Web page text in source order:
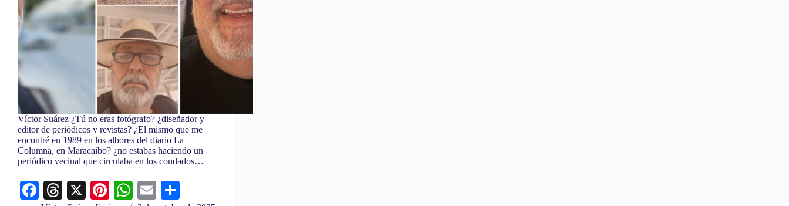
Víctor Suárez ¿Tú no eras fotógrafo? ¿diseñador y
editor de periódicos y revistas? ¿El mismo que me
encontré en 1989 en los albores del diario La
Columna, en Maracaibo? ¿no estabas haciendo un
periódico vecinal que circulaba en los condados…
Fa
T
X
Pi
W
E